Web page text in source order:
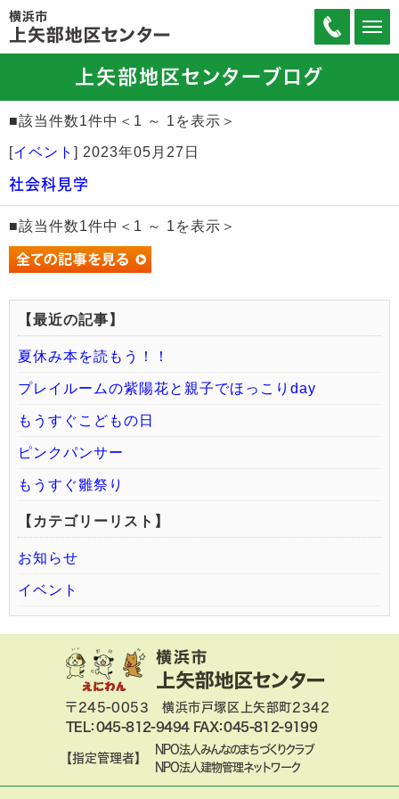
上矢部地区センターブログ
■該当件数1件中＜1 ～ 1を表示＞
[イベント ] 2023年05月27日
社会科見学
■該当件数1件中＜1 ～ 1を表示＞
【最近の記事】
夏休み本を読もう！！
プレイルームの紫陽花と親子でほっこりday
もうすぐこどもの日
ピンクパンサー
もうすぐ雛祭り
【カテゴリーリスト】
お知らせ
イベント
〒245-0053 横浜市戸塚区上矢部町2342
TEL：045-812-9494 FAX：045-812-9199
【指定管理者】
NPO法人みんなのまちづくりクラブ
NPO法人建物管理ネットワーク